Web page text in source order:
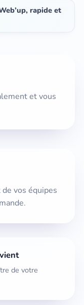
rapide et
et vous
vos équipes
de votre